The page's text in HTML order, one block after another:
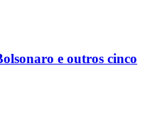
e outros cinco